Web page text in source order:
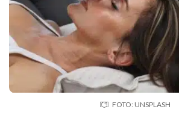
FOTO: UNSPLASH